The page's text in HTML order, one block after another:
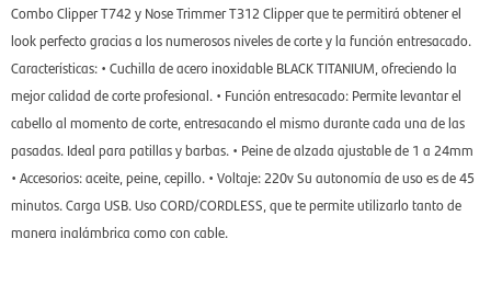
Combo Clipper T742 y Nose Trimmer T312 Clipper que te permitirá obtener el
look perfecto gracias a los numerosos niveles de corte y la función entresacado.
Características: • Cuchilla de acero inoxidable BLACK TITANIUM, ofreciendo la
mejor calidad de corte profesional. • Función entresacado: Permite levantar el
cabello al momento de corte, entresacando el mismo durante cada una de las
pasadas. Ideal para patillas y barbas. • Peine de alzada ajustable de 1 a 24mm
• Accesorios: aceite, peine, cepillo. • Voltaje: 220v Su autonomía de uso es de 45
minutos. Carga USB. Uso CORD/CORDLESS, que te permite utilizarlo tanto de
manera inalámbrica como con cable.